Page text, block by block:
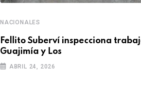
NACIONALES
Fellito Suberví inspecciona
Guajimía y Los
ABRIL 24, 2026